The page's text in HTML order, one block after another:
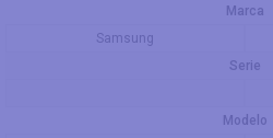
Marca
Samsung
Serie
Modelo